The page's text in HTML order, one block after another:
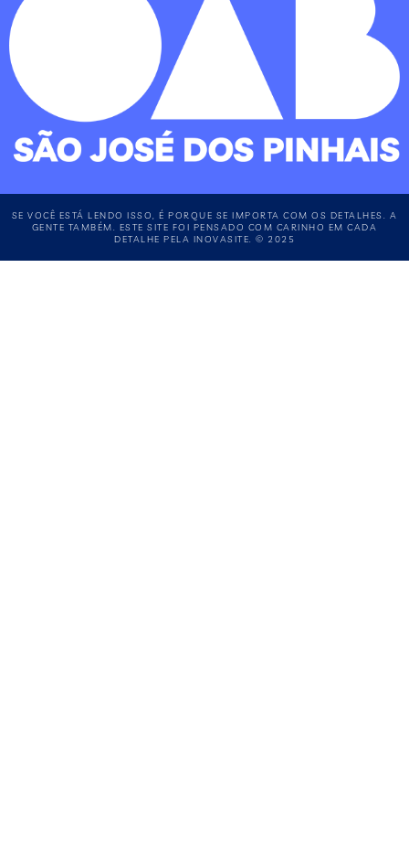
SE VOCÊ ESTÁ LENDO ISSO, É PORQUE SE IMPORTA COM OS DETALHES. A
GENTE TAMBÉM. ESTE SITE FOI PENSADO COM CARINHO EM CADA
DETALHE PELA INOVASITE. © 2025